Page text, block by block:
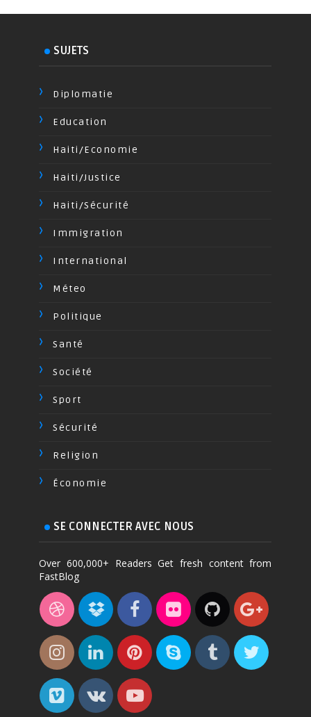
SUJETS
Diplomatie
Education
Haiti/Economie
Haiti/Justice
Haiti/Sécurité
Immigration
International
Méteo
Politique
Santé
Société
Sport
Sécurité
Religion
Économie
SE CONNECTER AVEC NOUS
Over 600,000+ Readers Get fresh content from
FastBlog